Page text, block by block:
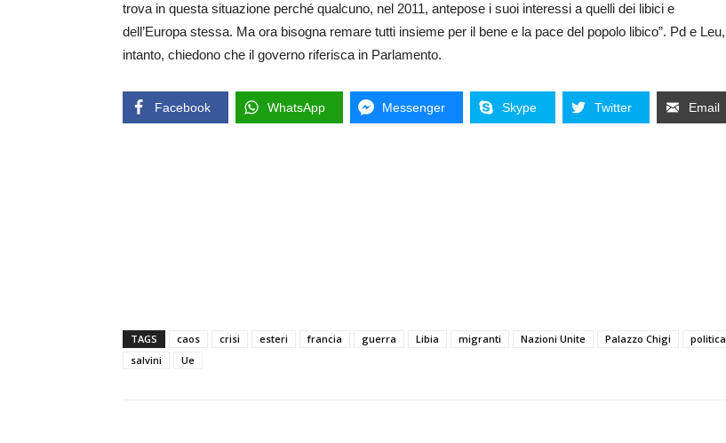
trova in questa situazione perché qualcuno, nel 2011, antepose i suoi interessi a quelli dei libici e
dell’Europa stessa. Ma ora bisogna remare tutti insieme per il bene e la pace del popolo libico”. Pd e Leu,
intanto, chiedono che il governo riferisca in Parlamento.
Facebook WhatsApp Messenger Skype Twitter Email
TAGS caos crisi esteri francia guerra Libia migranti Nazioni Unite Palazzo Chigi
politica
salvini
Ue